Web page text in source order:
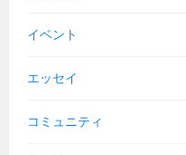
イベント
エッセイ
コミュニティ